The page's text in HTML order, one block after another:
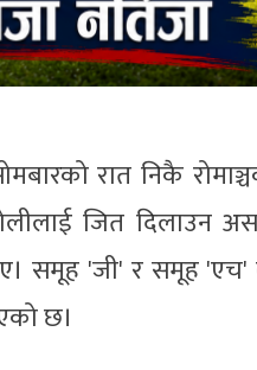
रात निकै
जित
समूह 'जी' र समूह
छ।